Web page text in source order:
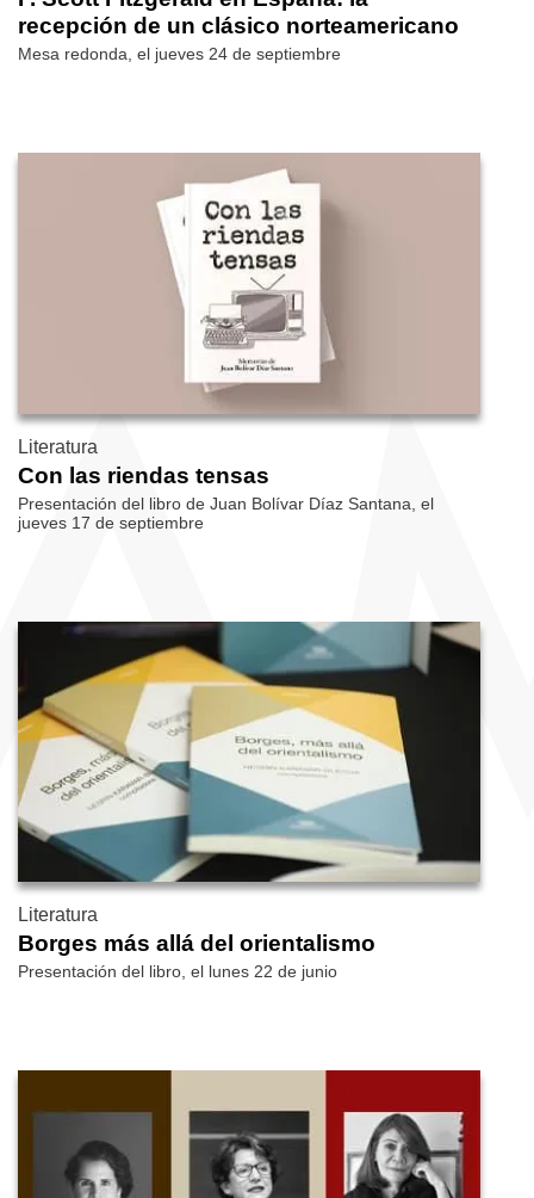
recepción de un clásico norteamericano
Mesa redonda, el jueves 24 de septiembre
Literatura
Con las riendas tensas
Presentación del libro de Juan Bolívar Díaz Santana, el
jueves 17 de septiembre
Literatura
Borges más allá del orientalismo
Presentación del libro, el lunes 22 de junio